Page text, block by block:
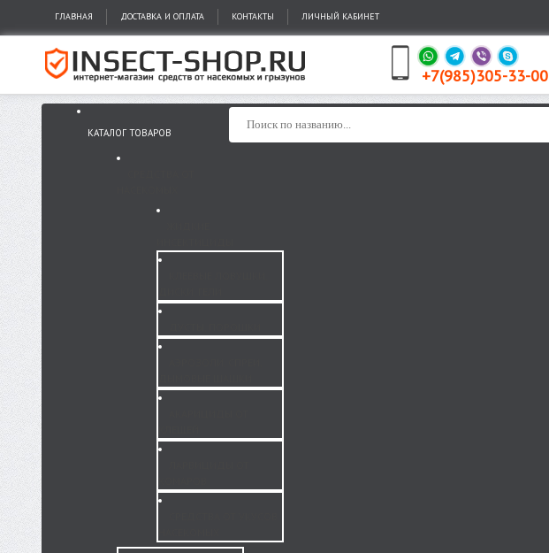
ГЛАВНАЯ ДОСТАВКА И ОПЛАТА КОНТАКТЫ ЛИЧНЫЙ КАБИНЕТ
+7(985)305-33-00
КАТАЛОГ ТОВАРОВ